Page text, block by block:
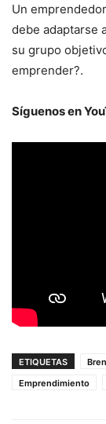
Un
debe adaptarse
su grupo
emprender?.
Síguenos en
ETIQUETAS
Emprendimiento